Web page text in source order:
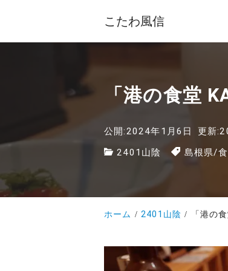
こたわ風信
「港の食堂
公開:2024年1月6日
更新
2401山陰
島根県/
ホーム 2401山陰 「港の